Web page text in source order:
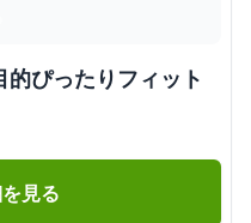
ぴったりフィット
見る